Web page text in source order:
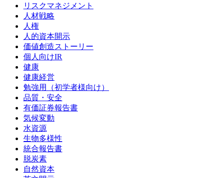
リスクマネジメント
人材戦略
人権
人的資本開示
価値創造ストーリー
個人向けIR
健康
健康経営
勉強用（初学者様向け）
品質・安全
有価証券報告書
気候変動
水資源
生物多様性
統合報告書
脱炭素
自然資本